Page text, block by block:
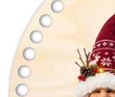
VELKOOBCHOD
Doprava a platba
Kontakt
Moje
Ochrana osobních